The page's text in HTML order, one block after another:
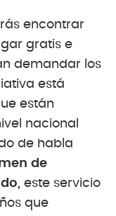
encontrar
gratis e
demandar los
está
están
nacional
de habla
de
este servicio
que